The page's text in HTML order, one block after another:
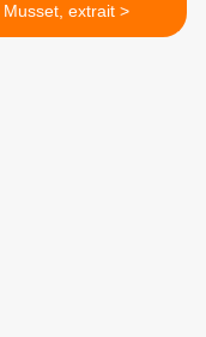
Musset, extrait >